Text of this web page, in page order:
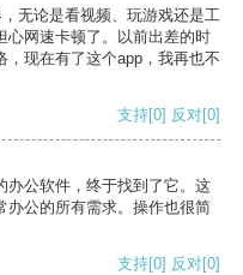
无论是看视频、玩游戏还是工
心网速卡顿了。以前出差的时
现在有了这个app，我再也不
支持[0] 反对[0]
办公软件，终于找到了它。这
办公的所有需求。操作也很简
支持[0] 反对[0]